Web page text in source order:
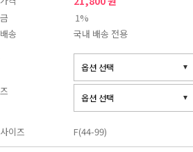
1%
송
국내 배송 전용
이즈 F(44-99)